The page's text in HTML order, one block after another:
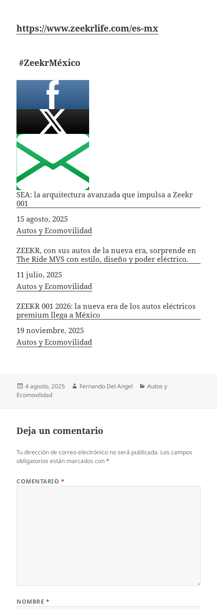
https://www.zeekrlife.com/es-mx
#ZeekrMéxico
SEA: la arquitectura avanzada que impulsa a Zeekr
001
Fecha
15 agosto, 2025
In relation to
Autos y Ecomovilidad
ZEEKR, con sus autos de la nueva era, sorprende en
The Ride MVS con estilo, diseño y poder eléctrico.
Fecha
11 julio, 2025
In relation to
Autos y Ecomovilidad
ZEEKR 001 2026: la nueva era de los autos eléctricos
premium llega a México
Fecha
19 noviembre, 2025
In relation to
Autos y Ecomovilidad
Publicado
el
4 agosto, 2025 Autor
Fernando Del Angel Categorías
Autos y
Ecomovilidad
Deja un comentario
Tu dirección de correo electrónico no será publicada. Los campos
obligatorios están marcados con*
COMENTARIO *
NOMBRE *